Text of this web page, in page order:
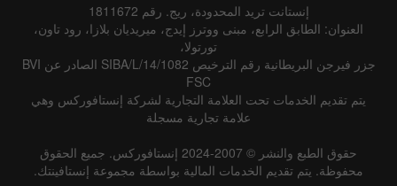
إنستانت تريد المحدودة، ريج. رقم 1811672
العنوان: الطابق الرابع، مبنى ووترز إيدج، ميريديان بلازا، رود تاون،
تورتولا،
جزر فيرجن البريطانية رقم الترخيص SIBA/L/14/1082 الصادر عن BVI
FSC
يتم تقديم الخدمات تحت العلامة التجارية لشركة إنستافوركس وهي
علامة تجارية مسجلة
حقوق الطبع والنشر © 2007-2024 إنستافوركس. جميع الحقوق
محفوظة. يتم تقديم الخدمات المالية بواسطة مجموعة إنستافينتك.